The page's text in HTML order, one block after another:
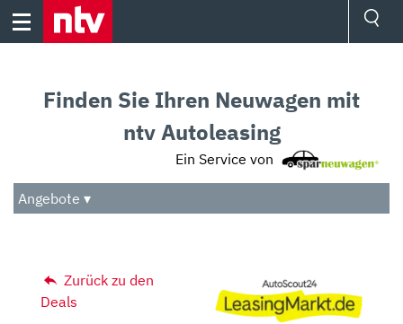
Skip
Audio
Das Beste
Finden Sie Ihren Neuwagen mit
ntv Autoleasing
Ein Service von
Angebote ▾
Zurück zu den
Deals